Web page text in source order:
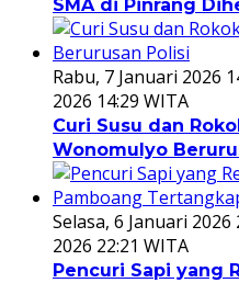
SMA di Pinrang
Rabu, 7 Januari 2026
2026 14:29 WITA
Curi Susu dan
Wonomulyo
Selasa, 6 Januari 2026
2026 22:21 WITA
Pencuri Sapi yang